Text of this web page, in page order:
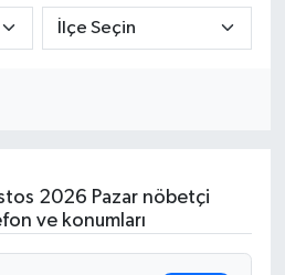
2026 Pazar nöbetçi
ve konumları